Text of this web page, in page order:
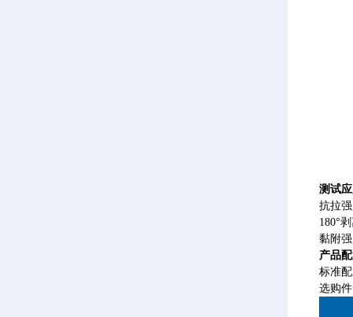
测试
抗拉
180°
黏附
产品
标准
选购